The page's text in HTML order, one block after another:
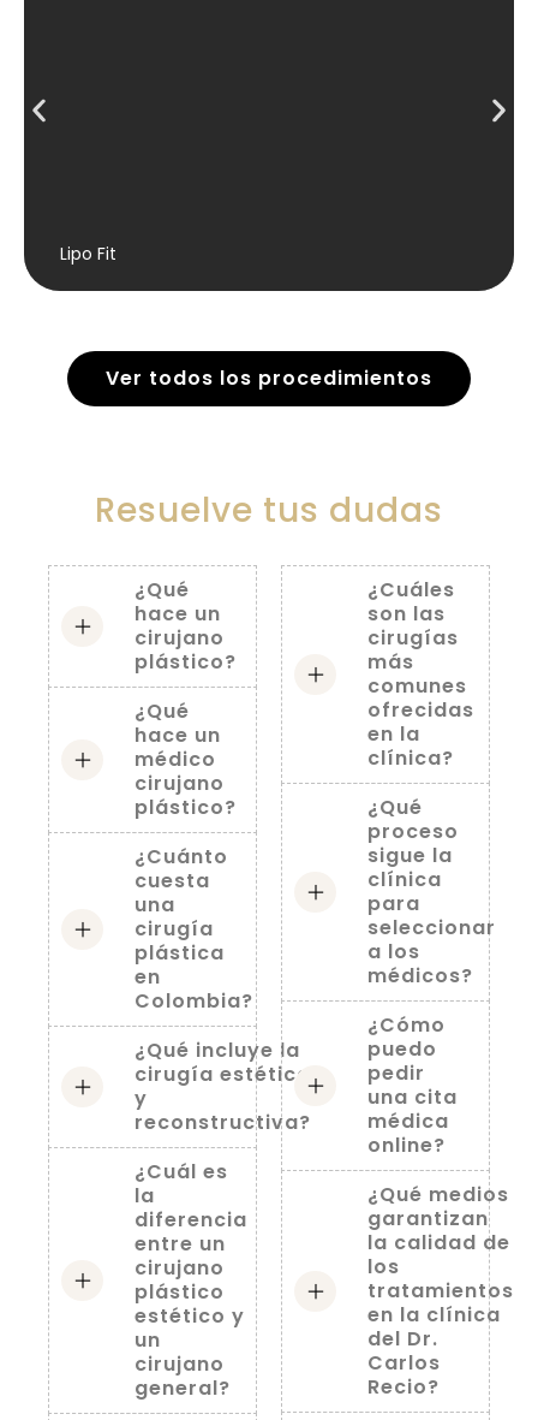
Lipo Fit
Ver todos los procedimientos
Resuelve tus dudas
¿Qué
hace un
cirujano
plástico?
¿Qué
hace un
médico
cirujano
plástico?
¿Cuánto
cuesta
una
cirugía
plástica
en
Colombia?
¿Qué incluye la
cirugía estética
y
reconstructiva?
¿Cuál es
la
diferencia
entre un
cirujano
plástico
estético y
un
cirujano
general?
¿Cuáles
son las
cirugías
más
comunes
ofrecidas
en la
clínica?
¿Qué
proceso
sigue la
clínica
para
seleccionar
a los
médicos?
¿Cómo
puedo
pedir
una cita
médica
online?
¿Qué medios
garantizan
la calidad de
los
tratamientos
en la clínica
del Dr.
Carlos
Recio?